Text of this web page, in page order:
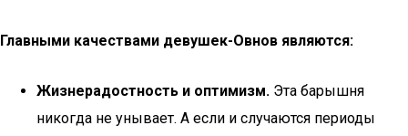
Главными качествами девушек-Овнов являются:
Жизнерадостность и оптимизм. Эта барышня
никогда не унывает. А если и случаются периоды